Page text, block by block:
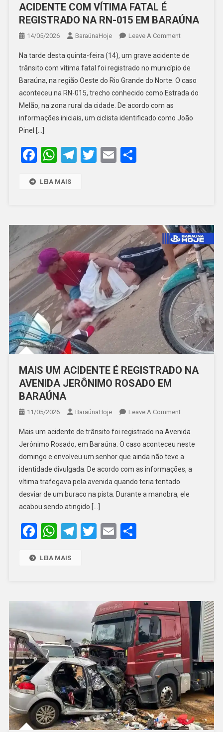
ACIDENTE COM VÍTIMA FATAL É
REGISTRADO NA RN-015 EM BARAÚNA
14/05/2026 BaraúnaHoje Leave A CommentOn
COM
VÍTIMA
FATAL
É
NA
Na tarde desta quinta-feira (14), um grave acidente de
trânsito com vítima fatal foi registrado no município de
Baraúna, na região Oeste do Rio Grande do Norte. O caso
aconteceu na RN-015, trecho conhecido como Estrada do
Melão, na zona rural da cidade. De acordo com as
informações iniciais, um ciclista identificado como João
Pinel […]
Facebook
WhatsApp
Telegram
Twitter
EmailShare
LEIA MAIS
MAIS UM ACIDENTE É REGISTRADO NA
AVENIDA JERÔNIMO ROSADO EM
BARAÚNA
11/05/2026 BaraúnaHoje Leave A CommentOn
UM
ACIDENTE
É
REGISTRADO
AVENIDA
Mais um acidente de trânsito foi registrado na Avenida
Jerônimo Rosado, em Baraúna. O caso aconteceu neste
domingo e envolveu um senhor que ainda não teve a
identidade divulgada. De acordo com as informações, a
vítima trafegava pela avenida quando teria tentado
desviar de um buraco na pista. Durante a manobra, ele
acabou sendo atingido […]
Facebook
WhatsApp
Telegram
Twitter
EmailShare
LEIA MAIS